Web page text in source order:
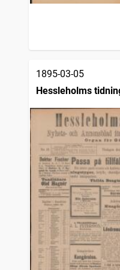
1895-03-05
Hessleholms
1889)